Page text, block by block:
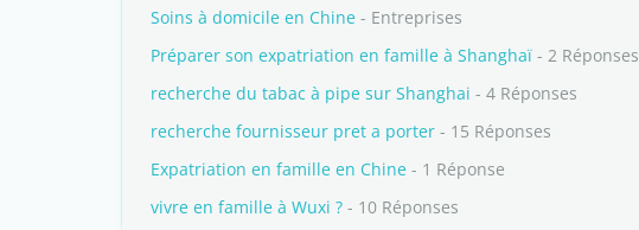
Soins à domicile en Chine - Entreprises
Préparer son expatriation en famille à Shanghaï - 2 Réponses
recherche du tabac à pipe sur Shanghai - 4 Réponses
recherche fournisseur pret a porter - 15 Réponses
Expatriation en famille en Chine - 1 Réponse
vivre en famille à Wuxi ? - 10 Réponses